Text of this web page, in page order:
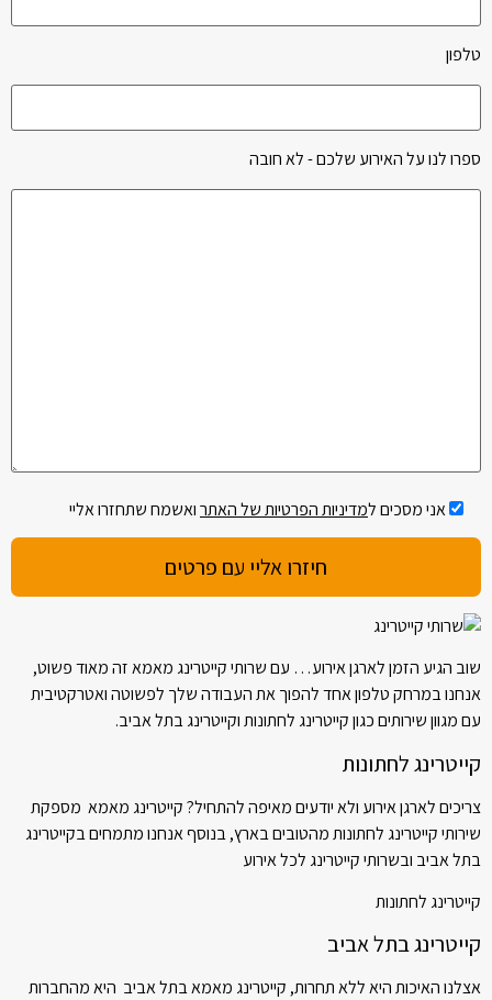
טלפון
ספרו לנו על האירוע שלכם - לא חובה
אני מסכים למדיניות הפרטיות של האתרואשמח שתחזרו אליי
שוב הגיע הזמן לארגן אירוע… עם שרותי קייטרינג מאמא זה מאוד פשוט,
אנחנו במרחק טלפון אחד להפוך את העבודה שלך לפשוטה ואטרקטיבית
עם מגוון שירותים כגון קייטרינג לחתונות וקייטרינג בתל אביב.
קייטרינג לחתונות
צריכים לארגן אירוע ולא יודעים מאיפה להתחיל? קייטרינג מאמא מספקת
שירותי קייטרינג לחתונות מהטובים בארץ, בנוסף אנחנו מתמחים בקייטרינג
בתל אביב ובשרותי קייטרינג לכל אירוע
קייטרינג לחתונות
קייטרינג בתל אביב
אצלנו האיכות היא ללא תחרות, קייטרינג מאמא בתל אביב היא מהחברות